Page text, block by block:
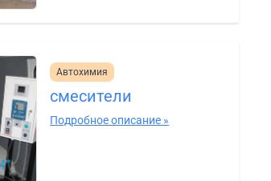
Автохимия
смесители
Подробное описание »